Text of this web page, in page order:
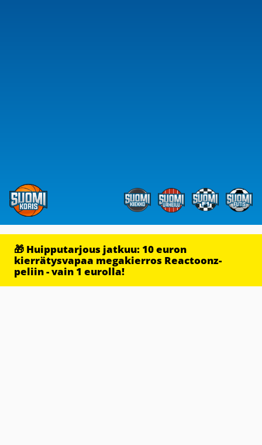
🎁 Huipputarjous jatkuu: 10 euron
kierrätysvapaa megakierros Reactoonz-
peliin - vain 1 eurolla!